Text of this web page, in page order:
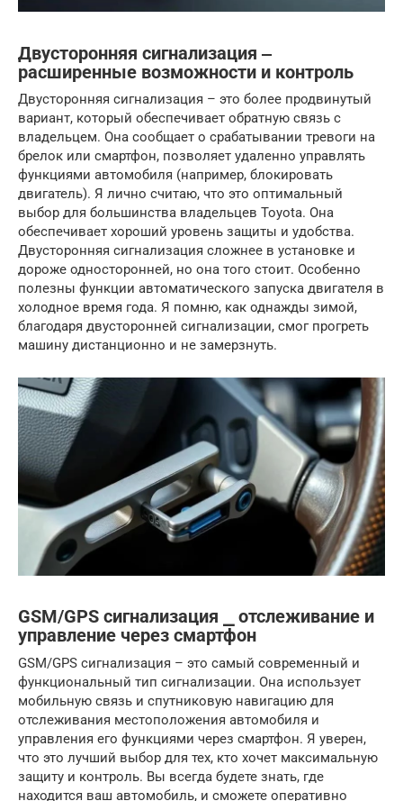
Двусторонняя сигнализация ‒
расширенные возможности и контроль
Двусторонняя сигнализация – это более продвинутый
вариант, который обеспечивает обратную связь с
владельцем. Она сообщает о срабатывании тревоги на
брелок или смартфон, позволяет удаленно управлять
функциями автомобиля (например, блокировать
двигатель). Я лично считаю, что это оптимальный
выбор для большинства владельцев Toyota. Она
обеспечивает хороший уровень защиты и удобства.
Двусторонняя сигнализация сложнее в установке и
дороже односторонней, но она того стоит. Особенно
полезны функции автоматического запуска двигателя в
холодное время года. Я помню, как однажды зимой,
благодаря двусторонней сигнализации, смог прогреть
машину дистанционно и не замерзнуть.
GSM/GPS сигнализация ⎯ отслеживание и
управление через смартфон
GSM/GPS сигнализация – это самый современный и
функциональный тип сигнализации. Она использует
мобильную связь и спутниковую навигацию для
отслеживания местоположения автомобиля и
управления его функциями через смартфон. Я уверен,
что это лучший выбор для тех, кто хочет максимальную
защиту и контроль. Вы всегда будете знать, где
находится ваш автомобиль, и сможете оперативно